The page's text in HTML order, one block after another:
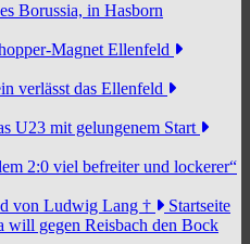
Borussia, in Hasborn
Magnet Ellenfeld
verlässt das Ellenfeld
U23 mit gelungenem Start
2:0 viel befreiter und lockerer“
von Ludwig Lang †
Startseite
will gegen Reisbach den Bock